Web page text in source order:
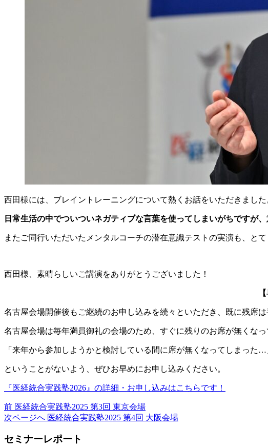
西田様には、ブレイントレーニングについて熱くお話をいただきました
日常生活の中でついついネガティブな言葉を使ってしまいがちですが
またご同行いただいたメンタルコーチの潜在意識テストの実演も、とて
西田様、素晴らしいご講演をありがとうございました！
名古屋会場開催後もご継続のお申し込みを続々といただき、既に残席は
名古屋会場は毎年満員御礼の会場のため、すぐに残りのお席が無くなっ
「来年から参加しようかと検討している間に席が無くなってしまった…
ということがないよう、ぜひお早めにお申し込みください。
『医経統合実践塾2026』の詳細・お申し込みはこちらです！
前 前
の
稿:
医経統合実践塾2025 第3回 東京会場
次ページへ 次
投
医経統合実践塾2025 第4回 大阪会場
セミナーレポート